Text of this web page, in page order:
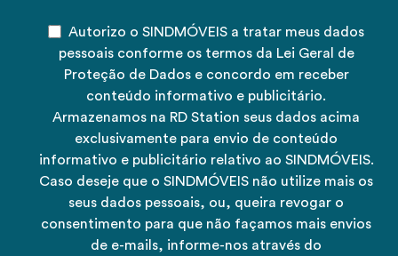
Autorizo o SINDMÓVEIS a tratar meus dados
pessoais conforme os termos da Lei Geral de
Proteção de Dados e concordo em receber
conteúdo informativo e publicitário.
Armazenamos na RD Station seus dados acima
exclusivamente para envio de conteúdo
informativo e publicitário relativo ao SINDMÓVEIS.
Caso deseje que o SINDMÓVEIS não utilize mais os
seus dados pessoais, ou, queira revogar o
consentimento para que não façamos mais envios
de e-mails, informe-nos através do